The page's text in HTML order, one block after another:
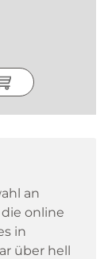
an
online
in
über hell